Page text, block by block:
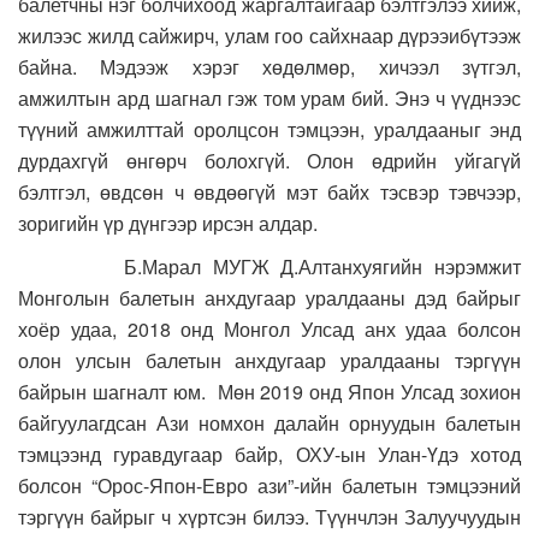
жилээс жилд сайжирч, улам гоо сайхнаар дүрээибүтээж
байна. Мэдээж хэрэг хөдөлмөр, хичээл зүтгэл,
амжилтын ард шагнал гэж том урам бий. Энэ ч үүднээс
түүний амжилттай оролцсон тэмцээн, уралдааныг энд
дурдахгүй өнгөрч болохгүй. Олон өдрийн уйгагүй
бэлтгэл, өвдсөн ч өвдөөгүй мэт байх тэсвэр тэвчээр,
зоригийн үр дүнгээр ирсэн алдар.
Б.Марал МУГЖ Д.Алтанхуягийн нэрэмжит
Монголын балетын анхдугаар уралдааны дэд байрыг
хоёр удаа, 2018 онд Монгол Улсад анх удаа болсон
олон улсын балетын анхдугаар уралдааны тэргүүн
байрын шагналт юм. Мөн 2019 онд Япон Улсад зохион
байгуулагдсан Ази номхон далайн орнуудын балетын
тэмцээнд гуравдугаар байр, ОХУ-ын Улан-Үдэ хотод
болсон “Орос-Япон-Евро ази”-ийн балетын тэмцээний
тэргүүн байрыг ч хүртсэн билээ. Түүнчлэн Залуучуудын